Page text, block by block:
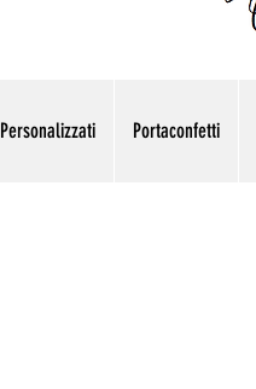
Personalizzati Portaconfetti